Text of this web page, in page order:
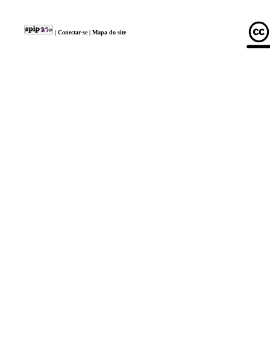
| Conectar-se| Mapa do site